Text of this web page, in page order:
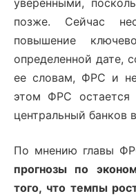
уверенными,
позже. Сейчас
повышение
определенной дате,
ее словам, ФРС и
этом ФРС
центральный банков
По мнению главы
прогнозы по
того, что темпы